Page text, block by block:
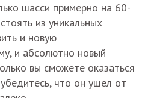
шасси примерно на 60-
из уникальных
и новую
и абсолютно новый
вы сможете оказаться
что он ушел от